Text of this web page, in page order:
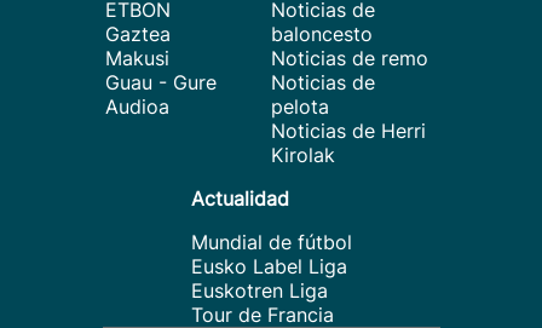
ETBON
Gaztea
Makusi
Guau - Gure
Audioa
Noticias de
baloncesto
Noticias de remo
Noticias de
pelota
Noticias de Herri
Kirolak
Actualidad
Mundial de fútbol
Eusko Label Liga
Euskotren Liga
Tour de Francia